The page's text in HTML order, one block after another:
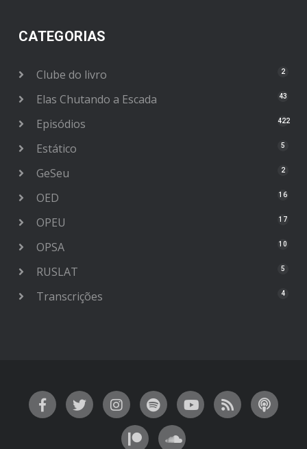
CATEGORIAS
Clube do livro 2
Elas Chutando a Escada 43
Episódios 422
Estático 5
GeSeu 2
OED 16
OPEU 17
OPSA 10
RUSLAT 5
Transcrições 4